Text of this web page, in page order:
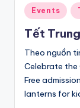
Posted
Events
Tết
Theo nguồn
Celebrate the
Free
lanterns for